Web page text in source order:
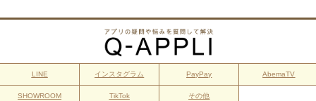
LINE インスタグラム PayPay AbemaTV
SHOWROOM TikTok その他